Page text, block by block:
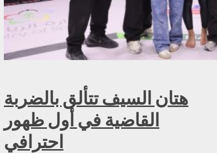
هتان السيف تتألق بالضربة
القاضية في أول ظهور
احترافي